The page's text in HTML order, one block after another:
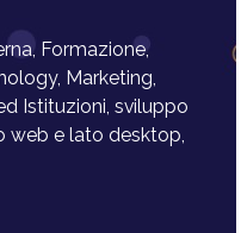
Formazione,
Marketing,
Istituzioni, sviluppo
web e lato desktop,